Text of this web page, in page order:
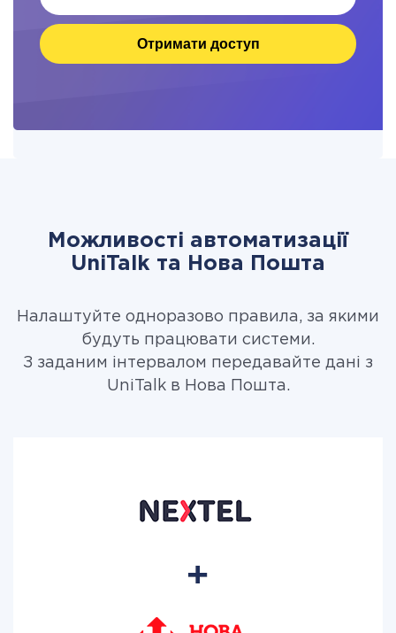
Отримати доступ
Можливості автоматизації
UniTalk та Нова Пошта
Налаштуйте одноразово правила, за якими
будуть працювати системи.
З заданим інтервалом передавайте дані з
UniTalk в Нова Пошта.